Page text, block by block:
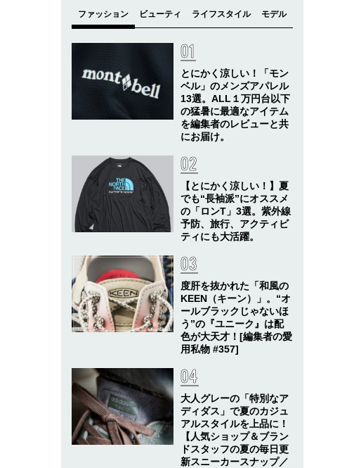
とにかく涼しい！「モン
ベル」のメンズアパレル
13選。ALL１万円台以下
の猛暑に最適なアイテム
を編集者のレビューと共
にお届け。
【とにかく涼しい！】夏
でも“長袖派”にオススメ
の「ロンT」3選。紫外線
予防、旅行、アクティビ
ティにも大活躍。
度肝を抜かれた「和風の
KEEN（キーン）」。“オ
ールブラックじゃないほ
う”の『ユニーク』は配
色が大天才！[編集者の愛
用私物 #357]
大人グレーの「特別なア
ディダス」で夏のカジュ
アルスタイルを上品に！
【人気ショップ＆ブラン
ドスタッフの夏の毎日更
新スニーカースナップ／